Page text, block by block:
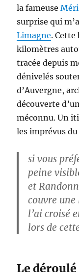
la fameuse
surprise qui
Limagne. Cette
kilomètres
tracée depuis
dénivelés
d’Auvergne,
découverte
méconnu. Un
les imprévus
si vous
peine
et
couvre une
l’ai croisé
lors de
Le